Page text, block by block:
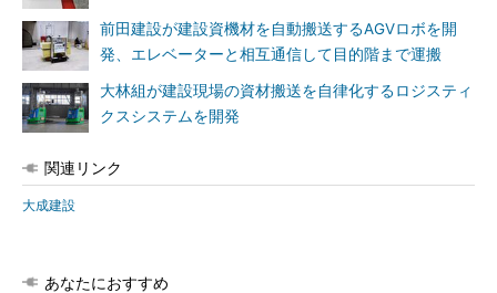
前田建設が建設資機材を自動搬送するAGVロボを開
発、エレベーターと相互通信して目的階まで運搬
大林組が建設現場の資材搬送を自律化するロジスティ
クスシステムを開発
関連リンク
大成建設
あなたにおすすめ